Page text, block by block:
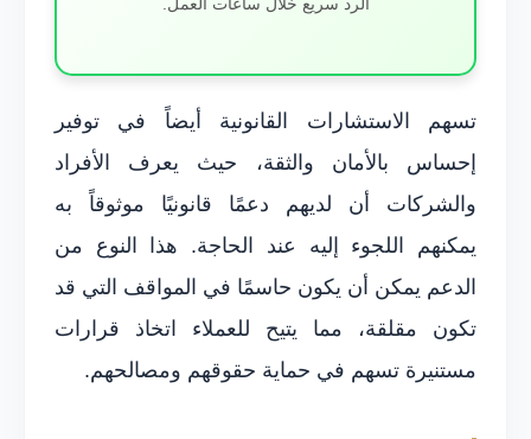
تسهم الاستشارات القانونية أيضاً في توفير
إحساس بالأمان والثقة، حيث يعرف الأفراد
والشركات أن لديهم دعمًا قانونيًا موثوقاً به
يمكنهم اللجوء إليه عند الحاجة. هذا النوع من
الدعم يمكن أن يكون حاسمًا في المواقف التي قد
تكون مقلقة، مما يتيح للعملاء اتخاذ قرارات
مستنيرة تسهم في حماية حقوقهم ومصالحهم.